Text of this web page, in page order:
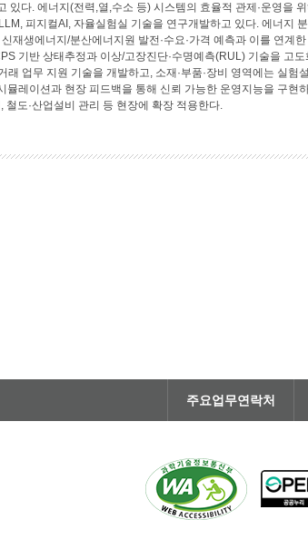
다. 에너지(전력,열,수소 등) 시스템의 효율적 관제·운영을
피지컬AI, 자율실험실 기술을 연구개발하고 있다. 에너지
재생에너지/분산에너지원 발전·수요·가격 예측과 이를 연계
기반 상태추정과 이상/고장진단·수명예측(RUL) 기술을 고
래 업무 지원 기술을 개발하고, 소재·부품·장비 영역에는 실험
레이션과 현장 피드백을 통해 신뢰 가능한 운영지능을 구현
도·산업설비 관리 등 현장에 확장 적용한다.
주요업무연락처